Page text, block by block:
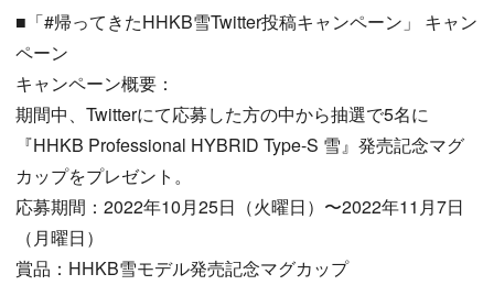
■「#帰ってきたHHKB雪Twitter投稿キャンペーン」 キャン
ペーン
キャンペーン概要：
期間中、Twitterにて応募した方の中から抽選で5名に
『HHKB Professional HYBRID Type-S 雪』発売記念マグ
カップをプレゼント。
応募期間：2022年10月25日（火曜日）〜2022年11月7日
（月曜日）
賞品：HHKB雪モデル発売記念マグカップ